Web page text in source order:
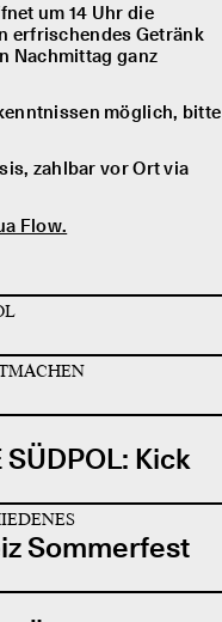
um 14 Uhr die
erfrischendes Getränk
Nachmittag ganz
möglich, bitte
zahlbar vor Ort via
Flow.
SÜDPOL: Kick
Sommerfest